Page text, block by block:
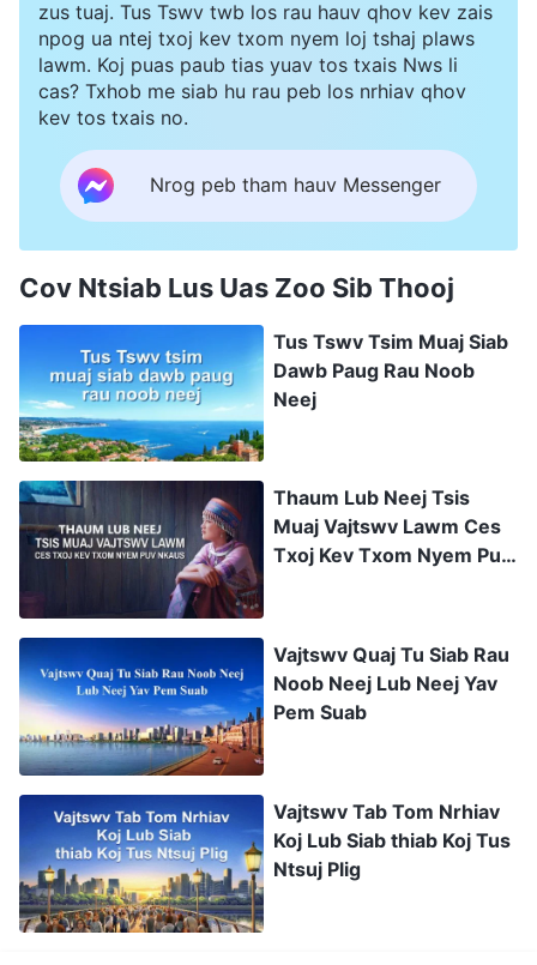
zus tuaj. Tus Tswv twb los rau hauv qhov kev zais
npog ua ntej txoj kev txom nyem loj tshaj plaws
lawm. Koj puas paub tias yuav tos txais Nws li
cas? Txhob me siab hu rau peb los nrhiav qhov
kev tos txais no.
Nrog peb tham hauv Messenger
Cov Ntsiab Lus Uas Zoo Sib Thooj
Tus Tswv Tsim Muaj Siab
Dawb Paug Rau Noob
Neej
Thaum Lub Neej Tsis
Muaj Vajtswv Lawm Ces
Txoj Kev Txom Nyem Puv
Vajtswv Quaj Tu Siab Rau
Noob Neej Lub Neej Yav
Pem Suab
Vajtswv Tab Tom Nrhiav
Koj Lub Siab thiab Koj Tus
Ntsuj Plig